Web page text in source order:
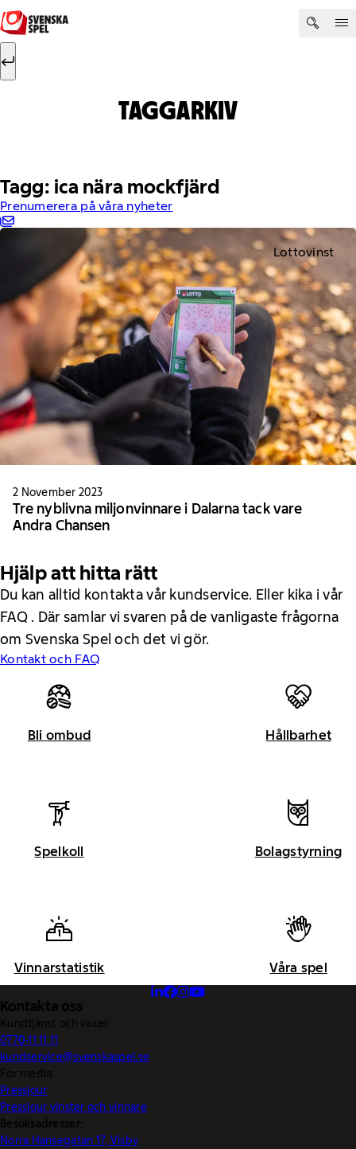
Hoppa till innehåll
Sök efter:
TAGGARKIV
Tagg: ica nära mockfjärd
Prenumerera på våra nyheter
Lottovinst
2 November 2023
Tre nyblivna miljonvinnare i Dalarna tack vare
Andra Chansen
Hjälp att hitta rätt
Du kan alltid kontakta vår kundservice. Eller kika i vår
FAQ . Där samlar vi svaren på de vanligaste frågorna
om Svenska Spel och det vi gör.
Kontakt och FAQ
Bli ombud Hållbarhet
Spelkoll Bolagstyrning
Vinnarstatistik Våra spel
Kontakta oss
Kundtjänst och växel:
0770-11 11 11
kundservice@svenskaspel.se
För media:
Pressjour
Pressjour vinster och vinnare
Besöksadresser:
Norra Hansegatan 17, Visby